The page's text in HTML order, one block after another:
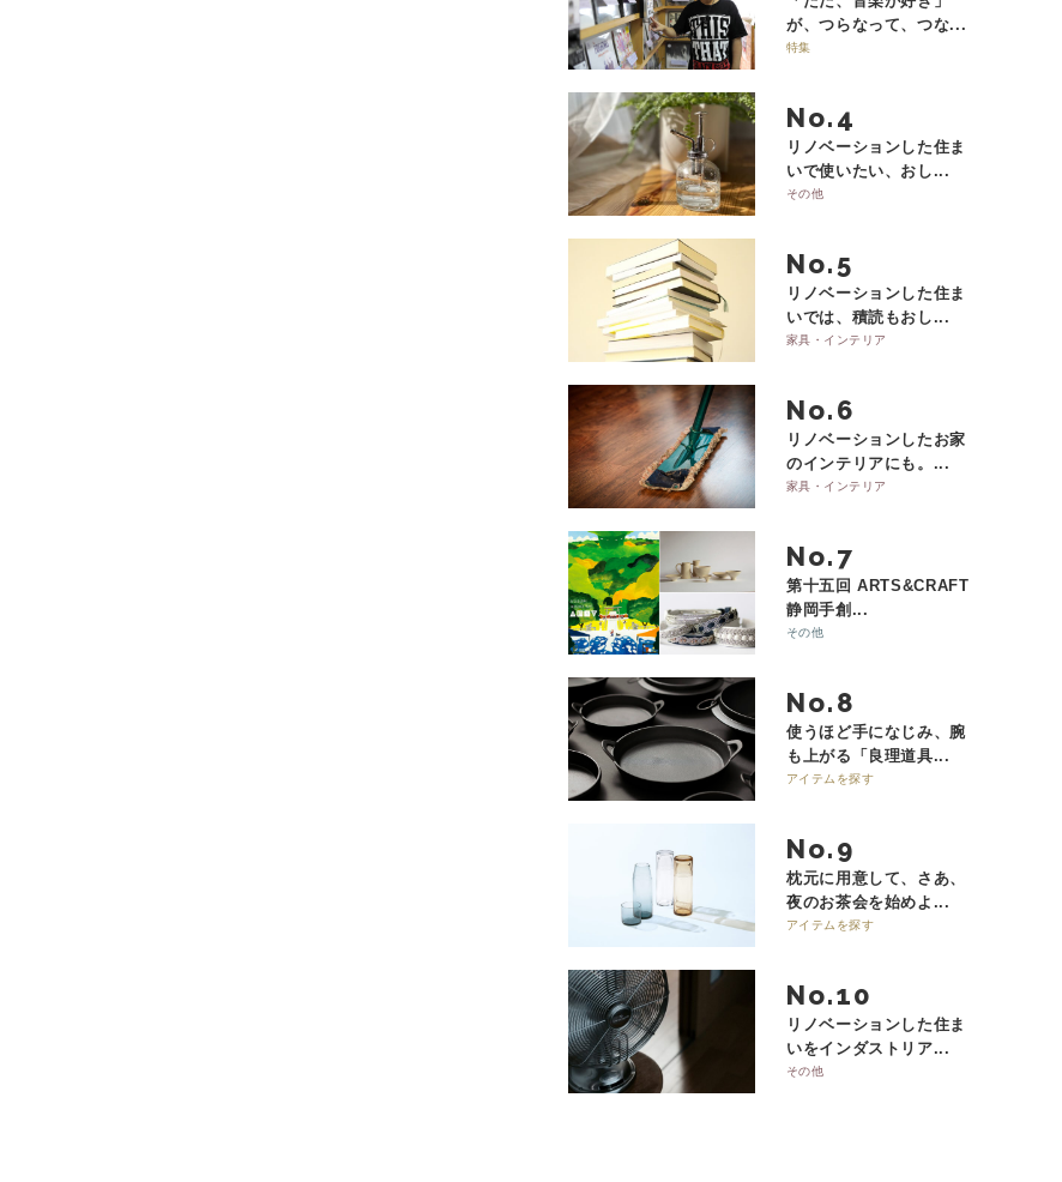
が、つらなって、つな...
特集
No.
リノベーションした住ま
いで使いたい、おし...
その他
No.
リノベーションした住ま
いでは、積読もおし...
家具・インテリア
No.
リノベーションしたお家
のインテリアにも。...
家具・インテリア
No.
第十五回 ARTS&CRAFT
静岡手創...
その他
No.
使うほど手になじみ、腕
も上がる「良理道具...
アイテムを探す
No.
枕元に用意して、さあ、
夜のお茶会を始めよ...
アイテムを探す
No.
リノベーションした住ま
いをインダストリア...
その他